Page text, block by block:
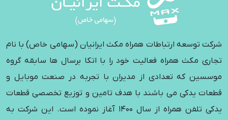
شرکت توسعه ارتباطات همراه مکث ایرانیان (سهامی خاص) با نام
تجاری مکث همراه فعالیت خود را با اتکا برسال ها سابقه گروه
موسسین که تعدادی از مدیران با تجربه در صنعت موبایل و
قطعات یدکی می باشند با هدف تامین و توزیع تخصصی قطعات
یدکی تلفن همراه از سال 1400 آغاز نموده است. این شرکت به